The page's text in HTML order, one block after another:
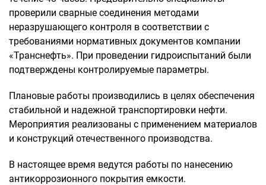
проверили сварные соединения методами
неразрушающего контроля в соответствии с
требованиями нормативных документов компании
«Транснефть». При проведении гидроиспытаний были
подтверждены контролируемые параметры.
Плановые работы производились в целях обеспечения
стабильной и надежной транспортировки нефти.
Мероприятия реализованы с применением материалов
и конструкций отечественного производства.
В настоящее время ведутся работы по нанесению
антикоррозионного покрытия емкости.